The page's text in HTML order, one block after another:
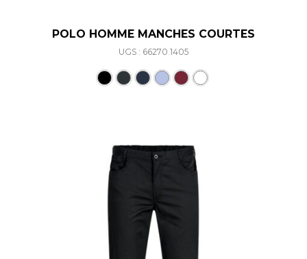
POLO HOMME MANCHES COURTES
UGS : 66270.1405